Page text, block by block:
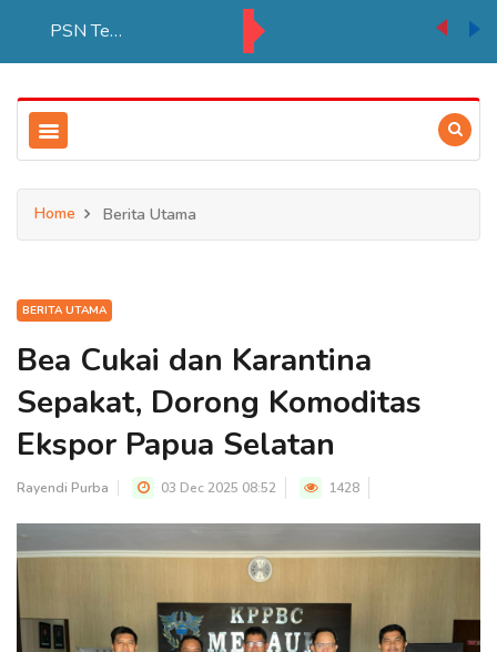
Home Berita Utama
BERITA UTAMA
Bea Cukai dan Karantina
Sepakat, Dorong Komoditas
Ekspor Papua Selatan
Rayendi Purba 03 Dec 2025 08:52 1428